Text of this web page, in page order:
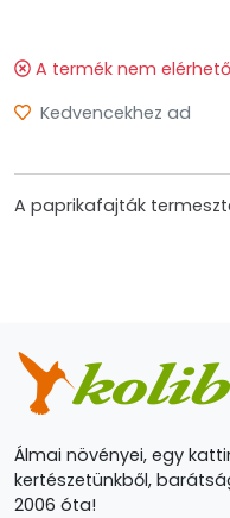
A termék nem elérhető
Kedvencekhez ad
A paprikafajták
Álmai növényei, egy
kertészetünkből,
2006 óta!